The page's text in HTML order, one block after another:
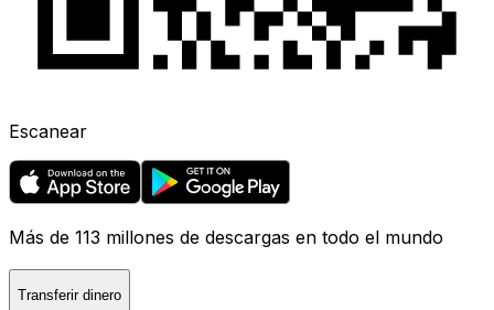
Escanear
Más de 113 millones de descargas en todo el mundo
Transferir dinero